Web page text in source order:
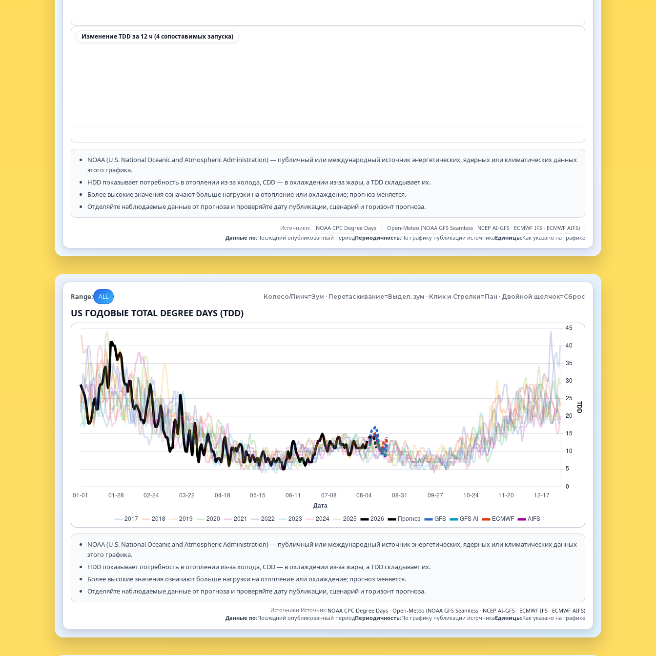
Изменение TDD за 12 ч (4 сопоставимых запуска)
NOAA (U.S. National Oceanic and Atmospheric Administration) — публичный или международный источник энергетических, ядерных или климатических данных
этого графика.
HDD показывает потребность в отоплении из-за холода, CDD — в охлаждении из-за жары, а TDD складывает их.
Более высокие значения означают больше нагрузки на отопление или охлаждение; прогноз меняется.
Отделяйте наблюдаемые данные от прогноза и проверяйте дату публикации, сценарий и горизонт прогноза.
Источники: NOAA CPC Degree Days
Open-Meteo (NOAA GFS Seamless · NCEP AI-GFS · ECMWF IFS · ECMWF AIFS)
Данные по:Последний опубликованный периодПериодичность:По графику публикации источникаЕдиницы:Как указано на графике
Range: ALL Колесо/Пинч=Зум · Перетаскивание=Выдел. зум · Клик и Стрелки=Пан · Двойной щелчок=Сброс
US ГОДОВЫЕ TOTAL DEGREE DAYS (TDD)
NOAA (U.S. National Oceanic and Atmospheric Administration) — публичный или международный источник энергетических, ядерных или климатических данных
этого графика.
HDD показывает потребность в отоплении из-за холода, CDD — в охлаждении из-за жары, а TDD складывает их.
Более высокие значения означают больше нагрузки на отопление или охлаждение; прогноз меняется.
Отделяйте наблюдаемые данные от прогноза и проверяйте дату публикации, сценарий и горизонт прогноза.
Источники:Источник:NOAA CPC Degree Days · Open-Meteo (NOAA GFS Seamless · NCEP AI-GFS · ECMWF IFS · ECMWF AIFS)
Данные по:Последний опубликованный периодПериодичность:По графику публикации источникаЕдиницы:Как указано на графике